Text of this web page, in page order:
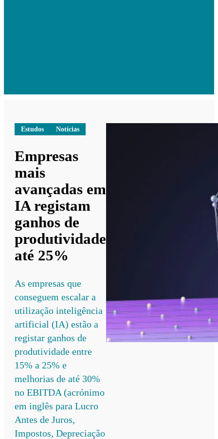
Estudos Notícias
Empresas
mais
avançadas em
IA registam
ganhos de
produtividade
até 25%
As empresas que
conseguem escalar a
utilização inteligência
artificial (IA) estão a
registar ganhos de
produtividade entre
15% a 25% e
melhorias de até 30%
no EBITDA (acrónimo
em inglês para Lucro
Antes de Juros,
Impostos, Depreciação